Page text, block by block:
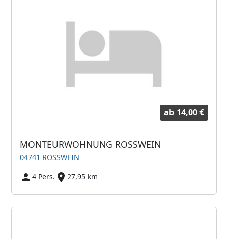
ab 14,00 €
MONTEURWOHNUNG ROSSWEIN
04741 ROSSWEIN
4 Pers.
27,95 km